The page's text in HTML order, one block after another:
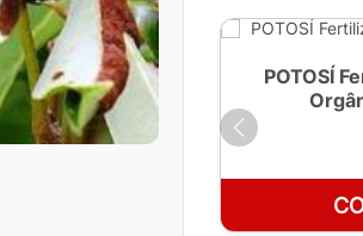
Líquido
1 LT
POTOSÍ